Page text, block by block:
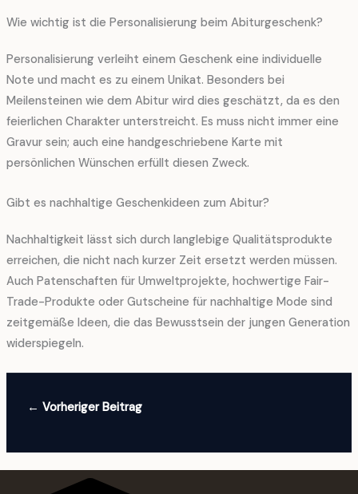
Wie wichtig ist die Personalisierung beim Abiturgeschenk?
Personalisierung verleiht einem Geschenk eine individuelle
Note und macht es zu einem Unikat. Besonders bei
Meilensteinen wie dem Abitur wird dies geschätzt, da es den
feierlichen Charakter unterstreicht. Es muss nicht immer eine
Gravur sein; auch eine handgeschriebene Karte mit
persönlichen Wünschen erfüllt diesen Zweck.
Gibt es nachhaltige Geschenkideen zum Abitur?
Nachhaltigkeit lässt sich durch langlebige Qualitätsprodukte
erreichen, die nicht nach kurzer Zeit ersetzt werden müssen.
Auch Patenschaften für Umweltprojekte, hochwertige Fair-
Trade-Produkte oder Gutscheine für nachhaltige Mode sind
zeitgemäße Ideen, die das Bewusstsein der jungen Generation
widerspiegeln.
← Vorheriger Beitrag